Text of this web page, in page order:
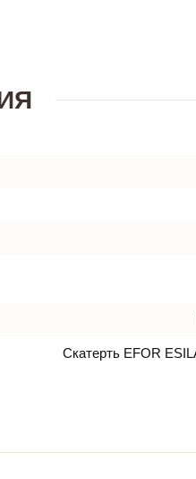
Скатерть EFOR